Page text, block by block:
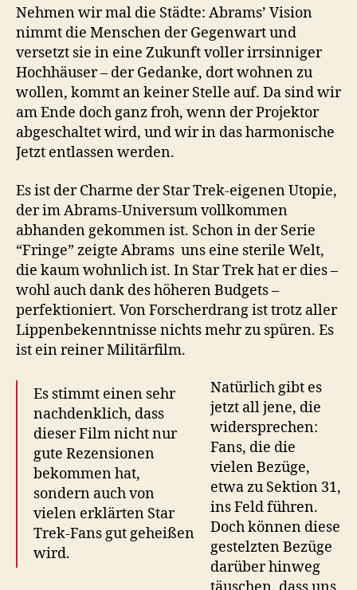
Nehmen wir mal die Städte: Abrams’ Vision
nimmt die Menschen der Gegenwart und
versetzt sie in eine Zukunft voller irrsinniger
Hochhäuser – der Gedanke, dort wohnen zu
wollen, kommt an keiner Stelle auf. Da sind wir
am Ende doch ganz froh, wenn der Projektor
abgeschaltet wird, und wir in das harmonische
Jetzt entlassen werden.
Es ist der Charme der Star Trek-eigenen Utopie,
der im Abrams-Universum vollkommen
abhanden gekommen ist. Schon in der Serie
“Fringe” zeigte Abrams uns eine sterile Welt,
die kaum wohnlich ist. In Star Trek hat er dies –
wohl auch dank des höheren Budgets –
perfektioniert. Von Forscherdrang ist trotz aller
Lippenbekenntnisse nichts mehr zu spüren. Es
ist ein reiner Militärfilm.
Es stimmt einen sehr
nachdenklich, dass
dieser Film nicht nur
gute Rezensionen
bekommen hat,
sondern auch von
vielen erklärten Star
Trek-Fans gut geheißen
wird.
Natürlich gibt es
jetzt all jene, die
widersprechen:
Fans, die die
vielen Bezüge,
etwa zu Sektion 31,
ins Feld führen.
Doch können diese
gestelzten Bezüge
darüber hinweg